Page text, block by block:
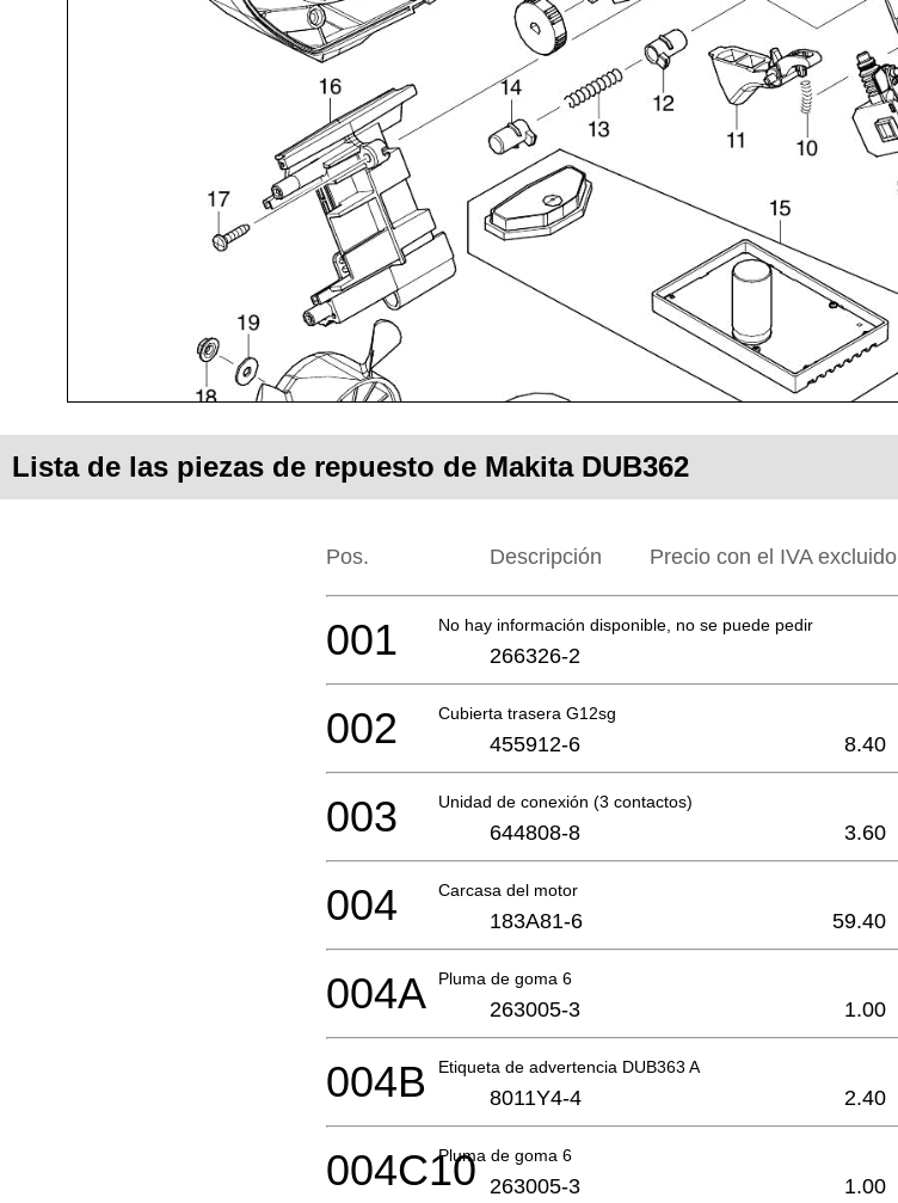
Lista de las piezas de repuesto de Makita DUB362
Pos. Descripción Precio con el IVA excluido
No hay información disponible, no se puede pedir
001 266326-2
Cubierta trasera G12sg
002 455912-6 8.40
Unidad de conexión (3 contactos)
003 644808-8 3.60
Carcasa del motor
004 183A81-6 59.40
Pluma de goma 6
004A 263005-3 1.00
Etiqueta de advertencia DUB363 A
004B 8011Y4-4 2.40
Pluma de goma 6
004C10 263005-3 1.00